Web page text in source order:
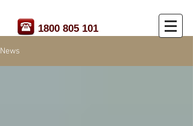
1800 805 101
News